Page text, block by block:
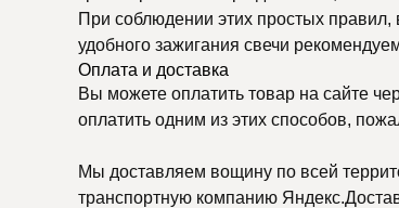
При соблюдении этих простых
удобного зажигания свечи
Оплата и доставка
Вы можете оплатить товар на сайте
оплатить одним из этих способов,
Мы доставляем вощину по всей
транспортную компанию